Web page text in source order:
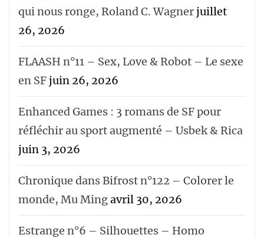
qui nous ronge, Roland C. Wagnerjuillet
26, 2026
FLAASH n°11 – Sex, Love & Robot – Le sexe
en SFjuin 26, 2026
Enhanced Games : 3 romans de SF pour
réfléchir au sport augmenté – Usbek & Rica
juin 3, 2026
Chronique dans Bifrost n°122 – Colorer le
monde, Mu Mingavril 30, 2026
Estrange n°6 – Silhouettes – Homo